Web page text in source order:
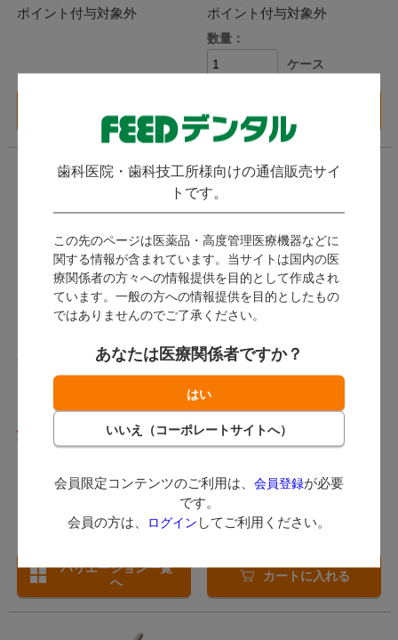
歯科医院・歯科技工所様向けの通信販売サイ
トです。
この先のページは医薬品・高度管理医療機器などに
関する情報が含まれています。当サイトは国内の医
療関係者の方々への情報提供を目的として作成され
ています。一般の方への情報提供を目的としたもの
ではありませんのでご了承ください。
あなたは医療関係者ですか？
会員限定コンテンツのご利用は、 会員登録が必要
です。
会員の方は、
ログイン してご利用ください。
ポイント付与対象外
へ
ポイント付与対象外
数量：
ケース
イシズカ ミラーホルダー
1件)
1,353
ポイント付与対象外
バリエーション一覧
へ
ミラーハンドル スケール
ワイディエム
603
ポイント付与対象外
数量：
本
カートに入れる